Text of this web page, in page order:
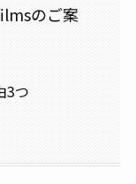
のご案
3つ